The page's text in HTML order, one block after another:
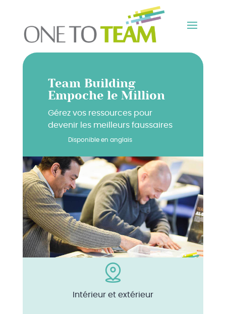
Team Building
Empoche le Million
Gérez vos ressources pour
devenir les meilleurs faussaires
Intérieur et extérieur